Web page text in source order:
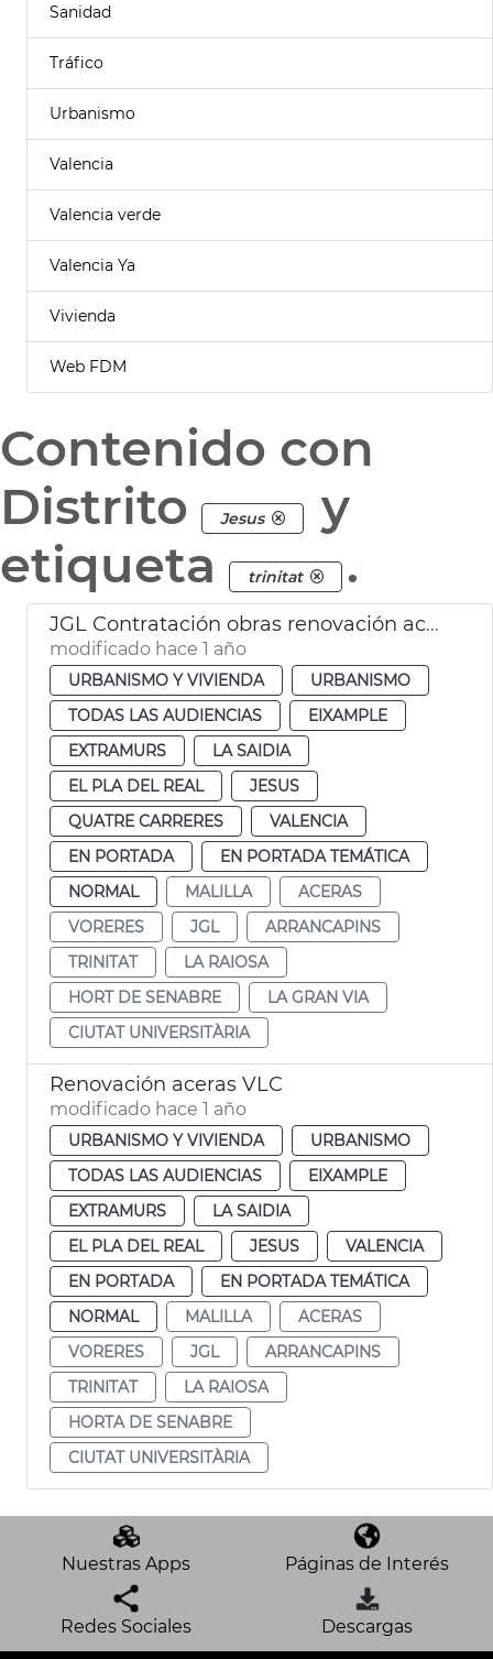
Sanidad
Tráfico
Urbanismo
Valencia
Valencia verde
Valencia Ya
Vivienda
Web FDM
Contenido con
Distrito
Jesus
y
etiqueta
trinitat .
JGL Contratación obras renovación aceras València
modificado hace 1 año
URBANISMO Y VIVIENDA
URBANISMO
TODAS LAS AUDIENCIAS
EIXAMPLE
EXTRAMURS
LA SAIDIA
EL PLA DEL REAL
JESUS
QUATRE CARRERES
VALENCIA
EN PORTADA
EN PORTADA TEMÁTICA
NORMAL
MALILLA
ACERAS
VORERES
JGL
ARRANCAPINS
TRINITAT
LA RAIOSA
HORT DE SENABRE
LA GRAN VIA
CIUTAT UNIVERSITÀRIA
Renovación aceras VLC
modificado hace 1 año
URBANISMO Y VIVIENDA
URBANISMO
TODAS LAS AUDIENCIAS
EIXAMPLE
EXTRAMURS
LA SAIDIA
EL PLA DEL REAL
JESUS
VALENCIA
EN PORTADA
EN PORTADA TEMÁTICA
NORMAL
MALILLA
ACERAS
VORERES
JGL
ARRANCAPINS
TRINITAT
LA RAIOSA
HORTA DE SENABRE
CIUTAT UNIVERSITÀRIA
Nuestras Apps Páginas de Interés
Redes Sociales Descargas